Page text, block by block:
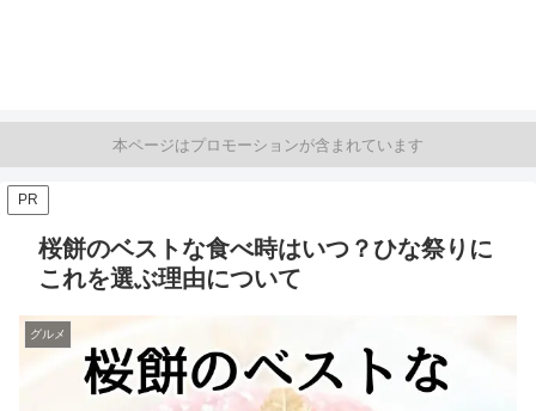
本ページはプロモーションが含まれています
PR
桜餅のベストな食べ時はいつ？ひな祭りに
これを選ぶ理由について
グルメ